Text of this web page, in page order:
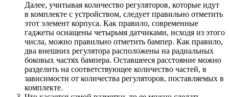
Далее, учитывая количество регуляторов, которые идут
в комплекте с устройством, следует правильно отметить
этот элемент корпуса. Как правило, современные
гаджеты оснащены четырьмя датчиками, исходя из этого
числа, можно правильно отметить бампер. Как правило,
два внешних регулятора расположены на радиальных
боковых частях бампера. Оставшееся расстояние можно
разделить на соответствующее количество частей, в
зависимости от количества регуляторов, поставляемых в
комплекте.